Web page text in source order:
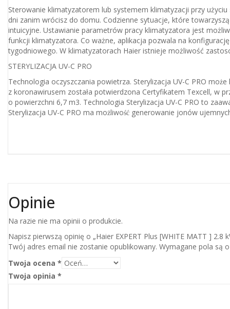
Sterowanie klimatyzatorem lub systemem klimatyzacji przy
dni zanim wrócisz do domu. Codzienne sytuacje, które
intuicyjne. Ustawianie parametrów pracy klimatyzatora jest
funkcji klimatyzatora. Co ważne, aplikacja pozwala na
tygodniowego. W klimatyzatorach Haier istnieje możliwość
STERYLIZACJA UV-C PRO
Technologia oczyszczania powietrza. Sterylizacja UV-C PRO
z koronawirusem została potwierdzona Certyfikatem Texcell, w
o powierzchni 6,7 m3. Technologia Sterylizacja UV-C PRO to
Sterylizacja UV-C PRO ma możliwość generowanie jonów
Opinie
Na razie nie ma opinii o produkcie.
Napisz pierwszą opinię o „Haier EXPERT Plus [WHITE MATT ] 2.8
Twój adres email nie zostanie opublikowany. Wymagane pola są
Twoja ocena *
Twoja opinia *